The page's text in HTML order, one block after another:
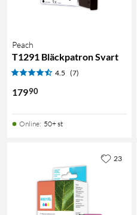
Peach
T1291 Bläckpatron Svart
4.5 (7)
17990
Online: 50+ st
23